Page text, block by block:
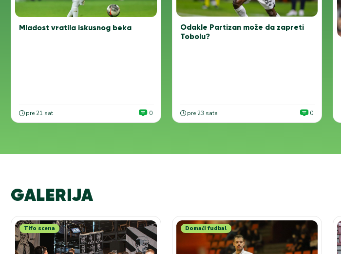
Mladost vratila iskusnog beka
pre 21 sat 0
Odakle Partizan može da zapreti
Tobolu?
pre 23 sata 0
GALERIJA
Tifo scena Domaći fudbal